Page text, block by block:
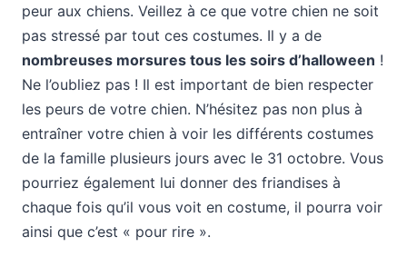
peur aux chiens. Veillez à ce que votre chien ne soit
pas stressé par tout ces costumes. Il y a de
nombreuses morsures tous les soirs d’halloween !
Ne l’oubliez pas ! Il est important de bien respecter
les peurs de votre chien. N’hésitez pas non plus à
entraîner votre chien à voir les différents costumes
de la famille plusieurs jours avec le 31 octobre. Vous
pourriez également lui donner des friandises à
chaque fois qu’il vous voit en costume, il pourra voir
ainsi que c’est « pour rire ».